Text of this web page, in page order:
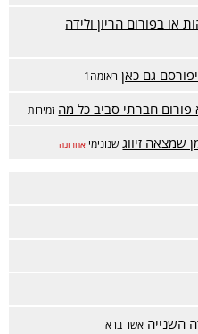
או בפורום הריון ולידה
גם כאן ראומה1
פורום חברתי סביב כל מה זמירות
שמצאה זיווג שנונימי אחרונה
השנייה אשר ברא